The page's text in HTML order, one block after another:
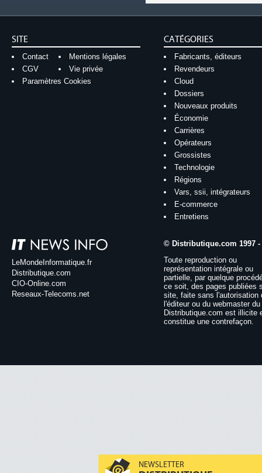
NEWSLETTER
SITE
Contact
Mentions légales
CGV
Vie privée
Paramètres Cookies
CATÉGORIES
Fabricants, éditeurs
Revendeurs
Cloud
Dossiers
Nouveaux produits
Économie
Carrières
Opérateurs
Grossistes
Technologie
Régions
Vars, ssii, intégrateurs
E-commerce
Entretiens
LeMondeInformatique.fr
Distributique.com
CIO-Online.com
Reseaux-Telecoms.net
© Distributique.com 1997 -
Toute reproduction ou
représentation intégrale ou
partielle, par quelque
ce soit, des pages publiées
site, faite sans l'autorisation
l'éditeur ou du webmaster
Distributique.com est illicite
constitue une contrefaçon.